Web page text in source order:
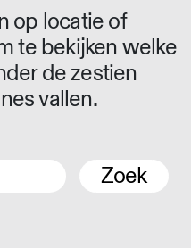
op locatie of
te bekijken welke
de zestien
vallen.
Zoek